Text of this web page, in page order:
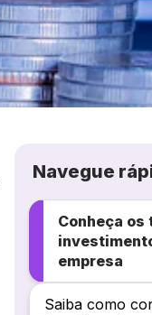
Navegue
Conheça os
empresa
Saiba como